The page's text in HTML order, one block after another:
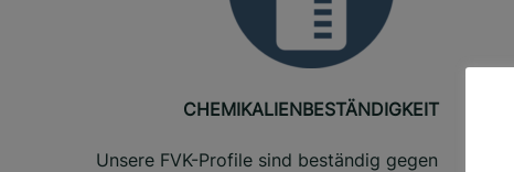
CHEMIKALIENBESTÄNDIGKEIT
Unsere FVK-Profile sind beständig gegen